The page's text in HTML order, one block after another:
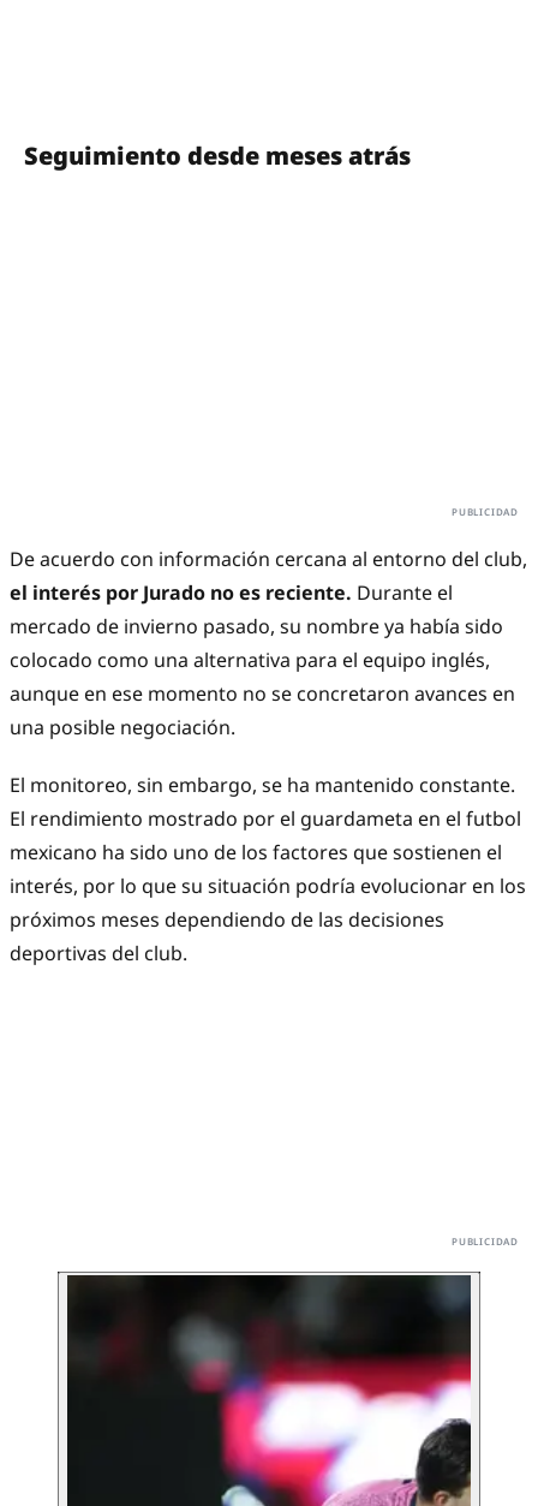
Seguimiento desde meses atrás
De acuerdo con información cercana al entorno del club,
el interés por Jurado no es reciente. Durante el
mercado de invierno pasado, su nombre ya había sido
colocado como una alternativa para el equipo inglés,
aunque en ese momento no se concretaron avances en
una posible negociación.
El monitoreo, sin embargo, se ha mantenido constante.
El rendimiento mostrado por el guardameta en el futbol
mexicano ha sido uno de los factores que sostienen el
interés, por lo que su situación podría evolucionar en los
próximos meses dependiendo de las decisiones
deportivas del club.